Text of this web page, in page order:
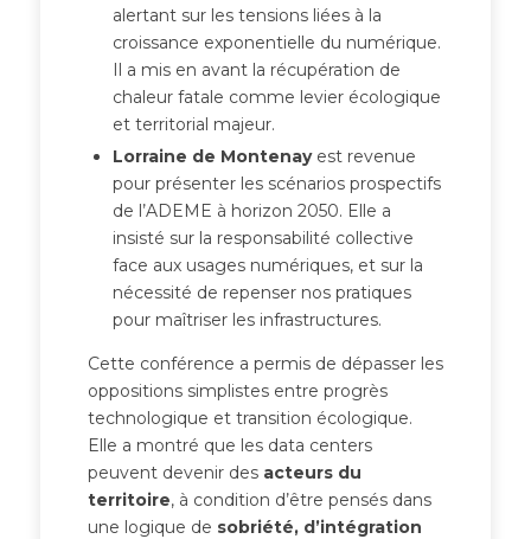
alertant sur les tensions liées à la
croissance exponentielle du numérique.
Il a mis en avant la récupération de
chaleur fatale comme levier écologique
et territorial majeur.
Lorraine de Montenayest revenue
pour présenter les scénarios prospectifs
de l’ADEME à horizon 2050. Elle a
insisté sur la responsabilité collective
face aux usages numériques, et sur la
nécessité de repenser nos pratiques
pour maîtriser les infrastructures.
Cette conférence a permis de dépasser les
oppositions simplistes entre progrès
technologique et transition écologique.
Elle a montré que les data centers
peuvent devenir des acteurs du
territoire, à condition d’être pensés dans
une logique de sobriété, d’intégration